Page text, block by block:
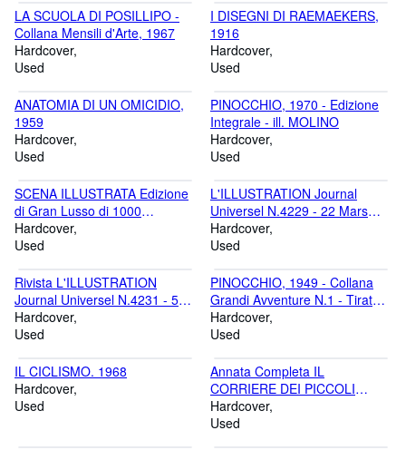
LA SCUOLA DI POSILLIPO -
Collana Mensili d'Arte, 1967
Hardcover
Used
I DISEGNI DI RAEMAEKERS,
1916
Hardcover
Used
ANATOMIA DI UN OMICIDIO,
1959
Hardcover
Used
PINOCCHIO, 1970 - Edizione
Integrale - ill. MOLINO
Hardcover
Used
SCENA ILLUSTRATA Edizione
di Gran Lusso di 1000
esemplari - Agosto 1955
Hardcover
Used
L'ILLUSTRATION Journal
Universel N.4229 - 22 Mars
1924 - Rapatriement
Hardcover
Used
Rivista L'ILLUSTRATION
Journal Universel N.4231 - 5
Avril 1924
Hardcover
Used
PINOCCHIO, 1949 - Collana
Grandi Avventure N.1 - Tiratura
Limitata
Hardcover
Used
IL CICLISMO. 1968
Hardcover
Used
Annata Completa IL
CORRIERE DEI PICCOLI
N.1/52 (-N.30), 1958
Hardcover
Used